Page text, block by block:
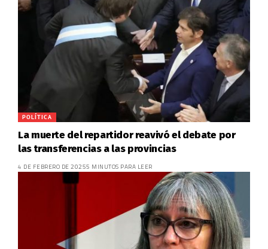
POLÍTICA
La muerte del repartidor reavivó el debate por
las transferencias a las provincias
4 DE FEBRERO DE 20255 MINUTOS PARA LEER